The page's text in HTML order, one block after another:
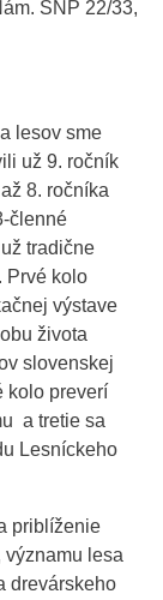
SNP 22/33,
lesov sme
už 9. ročník
8. ročníka
členné
tradične
Prvé kolo
výstave
života
slovenskej
kolo preverí
a tretie sa
Lesníckeho
priblíženie
lesa
drevárskeho